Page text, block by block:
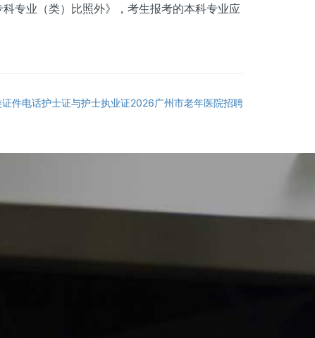
专业（类）比照外》，考生报考的本科专业应
证件电话护士证与护士执业证2026广州市老年医院招聘